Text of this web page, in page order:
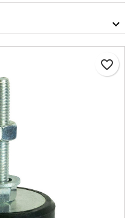
favorite_border